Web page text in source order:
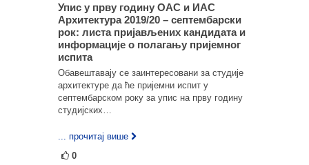
Упис у прву годину ОАС и ИАС
Архитектура 2019/20 – септембарски
рок: листа пријављених кандидата и
информације о полагању пријемног
испита
Обавештавају се заинтересовани за студије
архитектуре да ће пријемни испит у
септембарском року за упис на прву годину
студијских…
... прочитај више
0